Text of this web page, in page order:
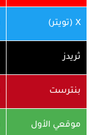
X (تويتر)
ثريدز
بنترست
موقعي الأول